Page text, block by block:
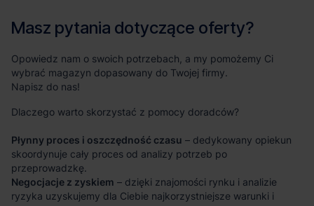
Masz pytania dotyczące oferty?
Opowiedz nam o swoich potrzebach, a my pomożemy Ci
wybrać magazyn dopasowany do Twojej firmy.
Napisz do nas!
Dlaczego warto skorzystać z pomocy doradców?
Płynny proces i oszczędność czasu – dedykowany opiekun
skoordynuje cały proces od analizy potrzeb po
przeprowadzkę.
Negocjacje z zyskiem – dzięki znajomości rynku i analizie
ryzyka uzyskujemy dla Ciebie najkorzystniejsze warunki i